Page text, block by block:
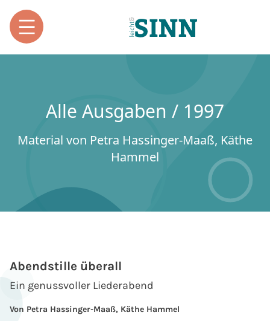
Alle Ausgaben / 1997
Material von Petra Hassinger-Maaß, Käthe
Hammel
Abendstille überall
Ein genussvoller Liederabend
Von Petra Hassinger-Maaß, Käthe Hammel